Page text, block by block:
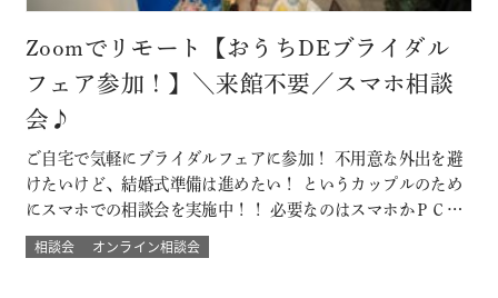
Zoomでリモート【おうちDEブライダル
フェア参加！】＼来館不要／スマホ相談
会♪
ご自宅で気軽にブライダルフェアに参加！ 不用意な外出を避
けたいけど、結婚式準備は進めたい！ というカップルのため
にスマホでの相談会を実施中！！ 必要なのはスマホかＰＣ
で！来館不要のため県外にお住まいのカップルにもおすす
め！ 結婚式場に来館したときのような臨場感とウェディング
相談会 オンライン相談会